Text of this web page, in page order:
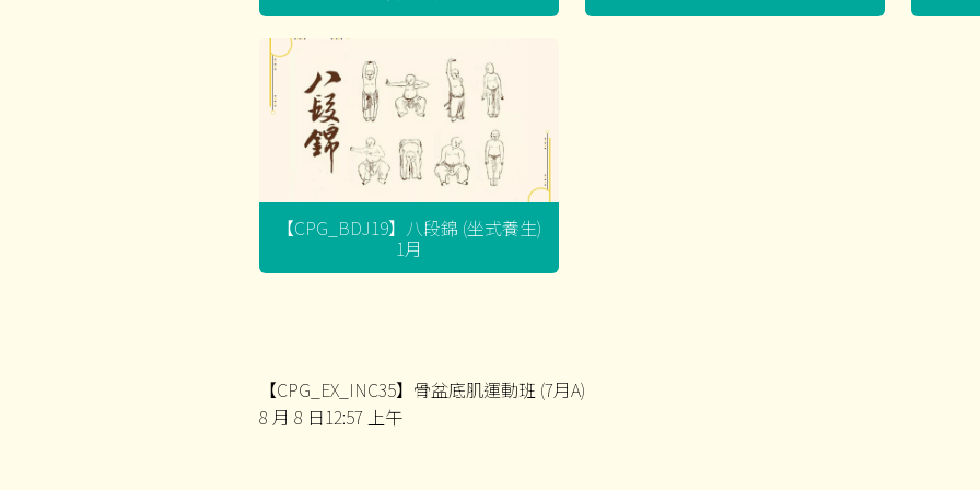
【CPG_BDJ19】八段錦 (坐式養生)
1月
【CPG_EX_INC35】骨盆底肌運動班 (7月A)
8 月 8 日12:57 上午